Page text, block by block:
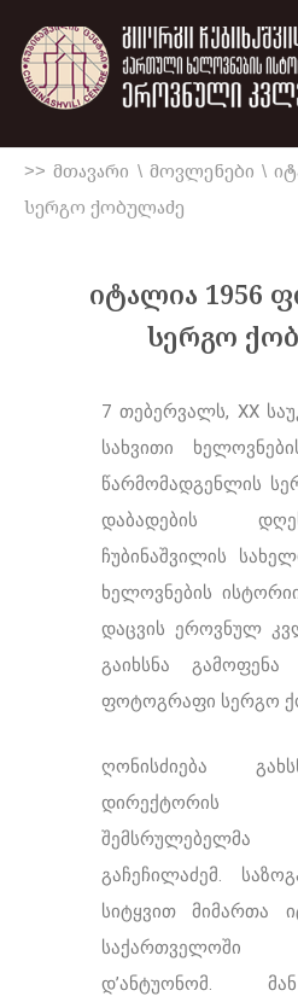
>> მთავარი \ მოვლენები \
სერგო ქობულაძე
იტალია 1956
სერგო
7 თებერვალს, XX
სახვითი
წარმომადგენლის
დაბადების
ჩუბინაშვილის
ხელოვნების
დაცვის ეროვნულ
გაიხსნა გამოფენა
ფოტოგრაფი სერგო
ღონისძიება
დირექტორის
გაჩეჩილაძემ.
სიტყვით მიმართა
საქართველოში
დ’ანტუონომ.